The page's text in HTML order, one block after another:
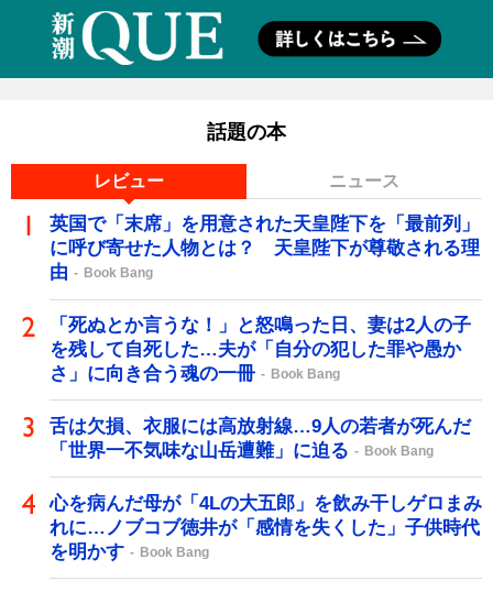
話題の本
レビュー ニュース
英国で「末席」を用意された天皇陛下を「最前列」
に呼び寄せた人物とは？ 天皇陛下が尊敬される理
由
Book Bang
「死ぬとか言うな！」と怒鳴った日、妻は2人の子
を残して自死した…夫が「自分の犯した罪や愚か
さ」に向き合う魂の一冊
Book Bang
舌は欠損、衣服には高放射線…9人の若者が死んだ
「世界一不気味な山岳遭難」に迫る
Book Bang
心を病んだ母が「4Lの大五郎」を飲み干しゲロまみ
れに…ノブコブ徳井が「感情を失くした」子供時代
を明かす
Book Bang